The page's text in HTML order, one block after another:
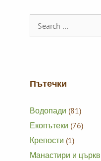
for:
Пътечки
Водопади (81)
Екопътеки (76)
Крепости (1)
Манастири и